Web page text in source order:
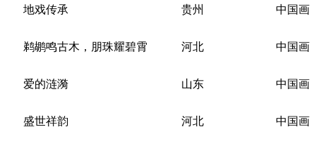
地戏传承 贵州 中国画
鹈鹕鸣古木，朋珠耀碧霄 河北 中国画
爱的涟漪 山东 中国画
盛世祥韵 河北 中国画